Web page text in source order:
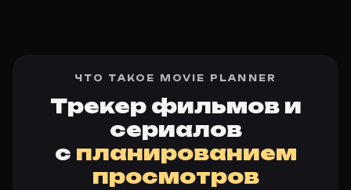
ЧТО ТАКОЕ MOVIE PLANNER
Трекер фильмов и
сериалов
с планированием
просмотров